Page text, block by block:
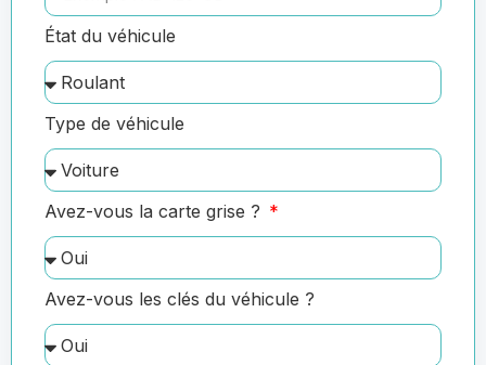
État du véhicule
Type de véhicule
Avez-vous la carte grise ?
Avez-vous les clés du véhicule ?